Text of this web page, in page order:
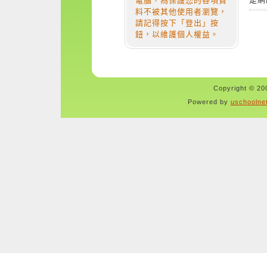
料不被其他使用者瀏覽，
請記得按下「登出」按
鈕，以維護個人權益。
Copyright ©
Powered by